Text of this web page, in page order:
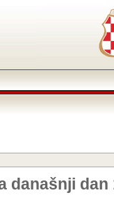
današnji dan